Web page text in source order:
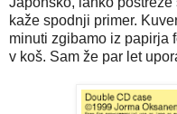
kaže spodnji primer.
minuti zgibamo iz papirja
v koš. Sam že par let